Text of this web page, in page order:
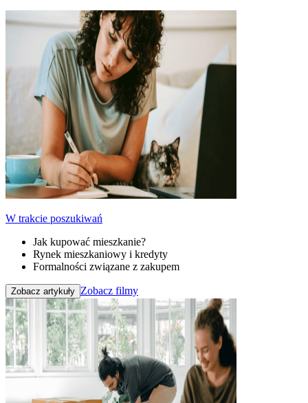
W trakcie poszukiwań
Jak kupować mieszkanie?
Rynek mieszkaniowy i kredyty
Formalności związane z zakupem
Zobacz artykuły Zobacz filmy